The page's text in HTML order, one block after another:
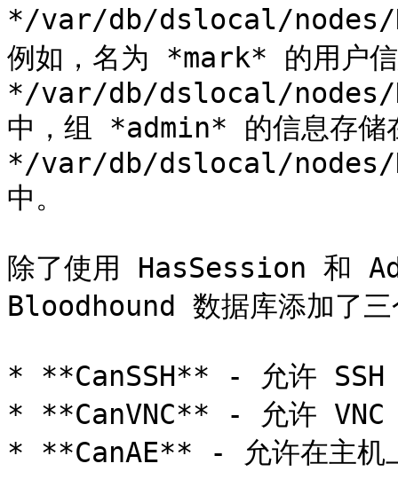
*/var/db/dslocal/
例如，名为 *mark* 的用户
*/var/db/dslocal/
中，组 *admin* 的信息存储
*/var/db/dslocal/
中。
除了使用 HasSession 和
Bloodhound 数据库添加了
* **CanSSH** - 允许 SSH
* **CanVNC** - 允许 VNC
* **CanAE** - 允许在主机